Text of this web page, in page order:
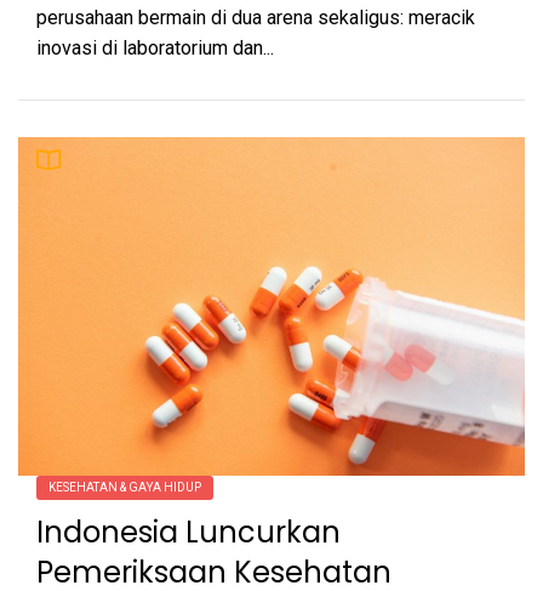
perusahaan bermain di dua arena sekaligus: meracik
inovasi di laboratorium dan...
KESEHATAN & GAYA HIDUP
Indonesia Luncurkan
Pemeriksaan Kesehatan